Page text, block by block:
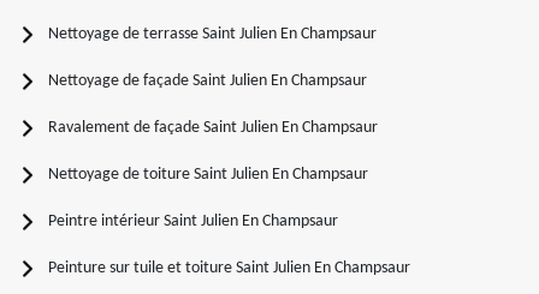
Nettoyage de terrasse Saint Julien En Champsaur
Nettoyage de façade Saint Julien En Champsaur
Ravalement de façade Saint Julien En Champsaur
Nettoyage de toiture Saint Julien En Champsaur
Peintre intérieur Saint Julien En Champsaur
Peinture sur tuile et toiture Saint Julien En Champsaur